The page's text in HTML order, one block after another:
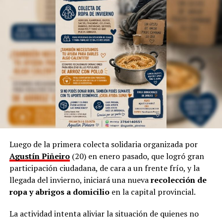
suelen desplegarse además en elBallet Folklórico del
Parque del Conocimiento, adonde ya está usando la
Inteligencia Artificial para las estructuras técnicas,
según indicó.
Sin embargo, aclara que, a pesar de la tecnología
dominante, incluso en la cultura, siempre “habrá una
necesidad de volver a simple”.
Por otra parte, Marinoni admite que el arte suele ser
provocador, así como las manifestaciones populares de
las niñas representando a lasVírgenes, como también
los tamborileros afroamericanos que se mezclan con las
costumbres tradicionales correntinas durante enero. “A
veces no entendemos la cultura del Litoral”, define.
En esa línea, en 2014, Marinoni incluyó al
Curupí , el
personaje de la mitología guaraní que tiene un pene
largo y envuelto en su cuerpo, un hecho que significó
Luego de la primera colecta solidaria organizada por
Agustín Piñeiro(20) en enero pasado, que logró gran
participación ciudadana, de cara a un frente frío, y la
llegada del invierno, iniciará una nuevarecolección de
ropa y abrigos a domicilioen la capital provincial.
La actividad intenta aliviar la situación de quienes no